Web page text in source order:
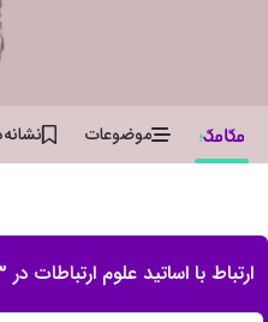
موضوعات
ارتباط با اساتید علوم ارتباطات در 3گام